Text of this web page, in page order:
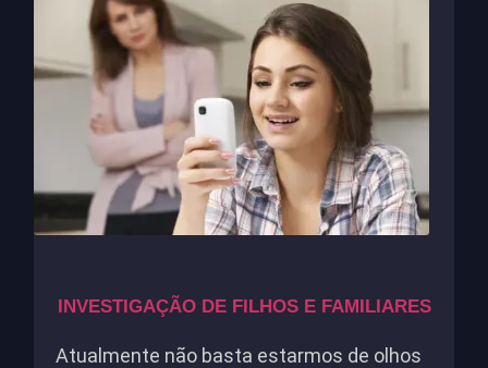
INVESTIGAÇÃO DE FILHOS E FAMILIARES
Atualmente não basta estarmos de olhos